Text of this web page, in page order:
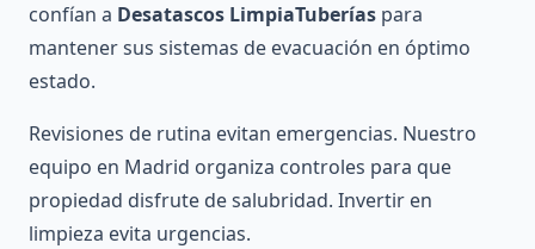
confían a Desatascos LimpiaTuberías para
mantener sus sistemas de evacuación en óptimo
estado.
Revisiones de rutina evitan emergencias. Nuestro
equipo en Madrid organiza controles para que
propiedad disfrute de salubridad. Invertir en
limpieza evita urgencias.